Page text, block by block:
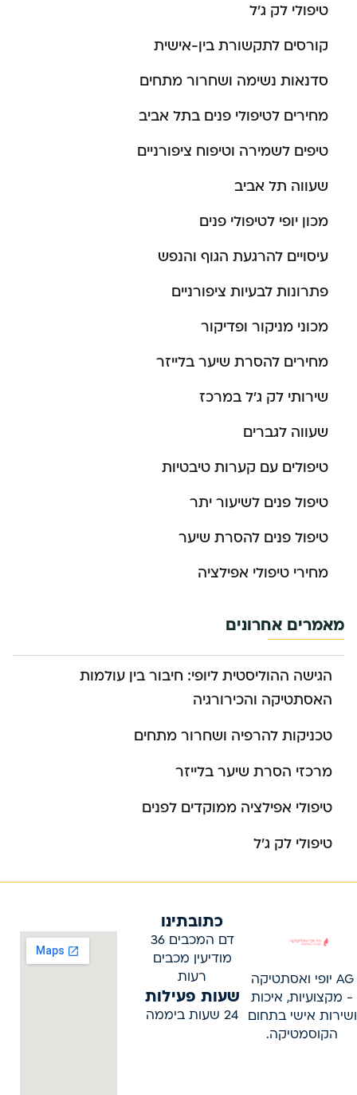
טיפולי לק ג’ל
קורסים לתקשורת בין-אישית
סדנאות נשימה ושחרור מתחים
מחירים לטיפולי פנים בתל אביב
טיפים לשמירה וטיפוח ציפורניים
שעווה תל אביב
מכון יופי לטיפולי פנים
עיסויים להרגעת הגוף והנפש
פתרונות לבעיות ציפורניים
מכוני מניקור ופדיקור
מחירים להסרת שיער בלייזר
שירותי לק ג’ל במרכז
שעווה לגברים
טיפולים עם קערות טיבטיות
טיפול פנים לשיעור יתר
טיפול פנים להסרת שיער
מחירי טיפולי אפילציה
מאמרים אחרונים
הגישה ההוליסטית ליופי: חיבור בין עולמות
האסתטיקה והכירורגיה
טכניקות להרפיה ושחרור מתחים
מרכזי הסרת שיער בלייזר
טיפולי אפילציה ממוקדים לפנים
טיפולי לק ג’ל
AG יופי ואסתטיקה
- מקצועיות, איכות
ושירות אישי בתחום
הקוסמטיקה.
כתובתינו
דם המכבים 36
מודיעין מכבים
רעות
שעות פעילות
24 שעות ביממה